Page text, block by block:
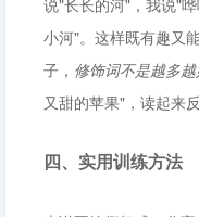
说"长长的河"，我说"
小河"。这样既有趣又
子， 修饰词不是越多
又甜的苹果"，读起来
四、实用训练方法